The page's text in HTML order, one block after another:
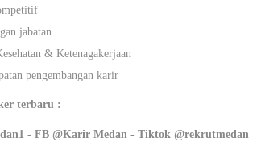
jabatan
& Ketenagakerjaan
pengembangan karir
terbaru :
- FB @Karir Medan - Tiktok @rekrutmedan